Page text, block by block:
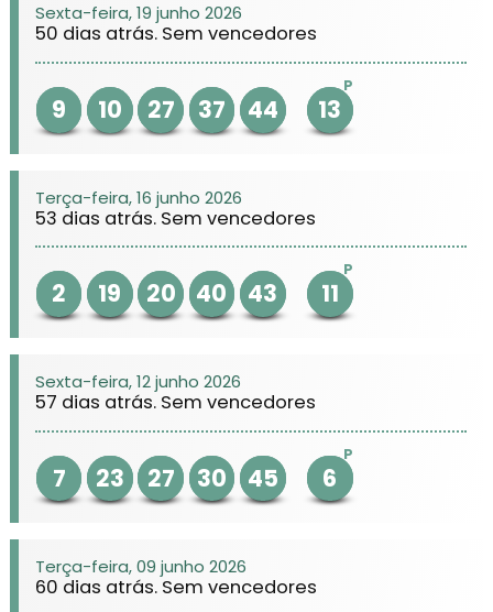
Sexta-feira, 19 junho 2026
50 dias atrás. Sem vencedores
9 10 27 37 44
P
13
Terça-feira, 16 junho 2026
53 dias atrás. Sem vencedores
2 19 20 40 43
P
11
Sexta-feira, 12 junho 2026
57 dias atrás. Sem vencedores
7 23 27 30 45
P
6
Terça-feira, 09 junho 2026
60 dias atrás. Sem vencedores